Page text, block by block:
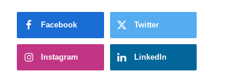
Facebook Twitter
Instagram LinkedIn